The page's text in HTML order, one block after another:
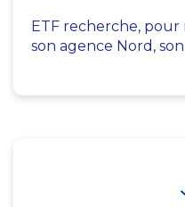
ETF recherche, pour
son agence Nord,